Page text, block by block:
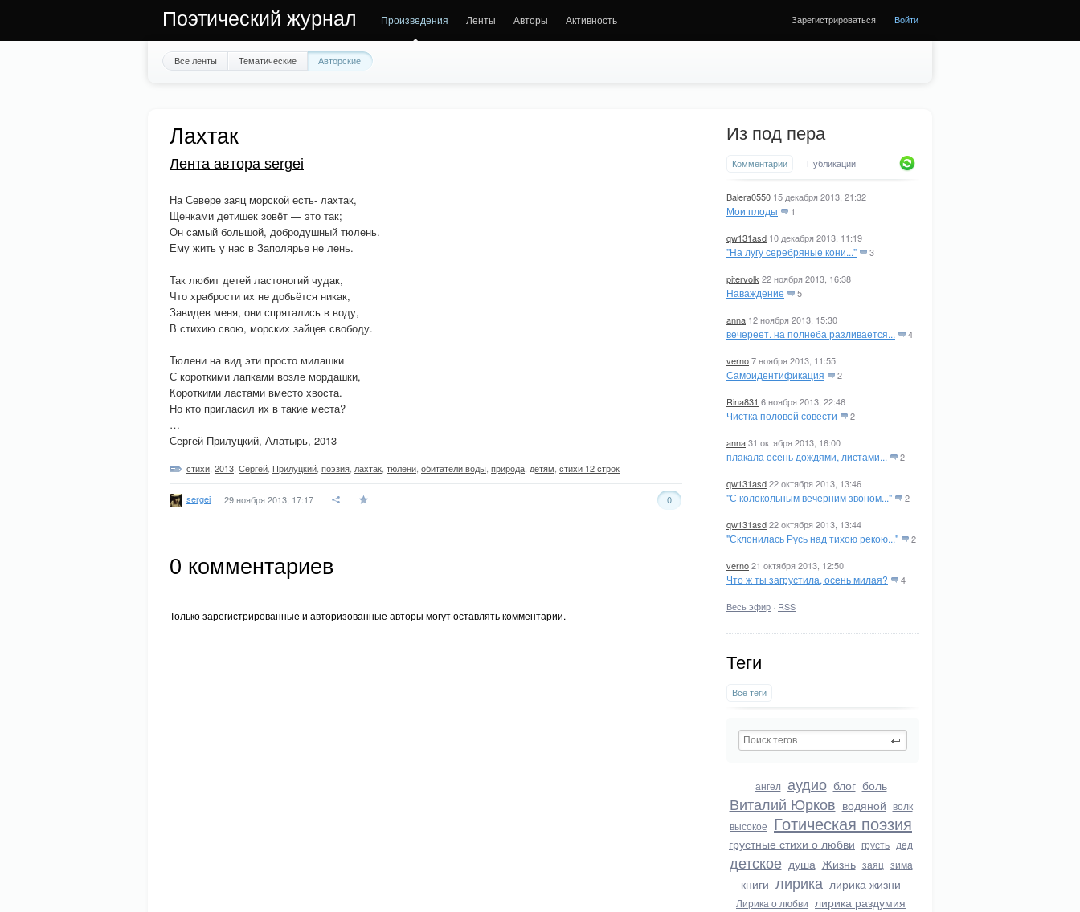
Поэтический журнал Произведения Ленты Авторы Активность Зарегистрироваться Войти
Все ленты Тематические Авторские
Из под пера
Комментарии Публикации
Balera0550 15 декабря 2013, 21:32
Мои плоды 1
qw131asd 10 декабря 2013, 11:19
"На лугу серебряные кони..." 3
pitervolk 22 ноября 2013, 16:38
Наваждение 5
anna 12 ноября 2013, 15:30
вечереет. на полнеба разливается... 4
verno7 ноября 2013, 11:55
Самоидентификация 2
Rina831 6 ноября 2013, 22:46
Чистка половой совести 2
anna31 октября 2013, 16:00
плакала осень дождями, листами... 2
qw131asd22 октября 2013, 13:46
"С колокольным вечерним звоном..." 2
qw131asd22 октября 2013, 13:44
"Склонилась Русь над тихою рекою..." 2
verno21 октября 2013, 12:50
Что ж ты загрустила, осень милая? 4
Весь эфир · RSS
Теги
Все теги
ангел аудио блог боль
Виталий Юрков водяной волк
высокое Готическая поэзия
грустные стихи о любви грусть дед
детское душа Жизнь заяц зима
книги лирика лирика жизни
Лирика о любви лирика раздумия
Лахтак
Лента автора sergei
На Севере заяц морской есть- лахтак,
Щенками детишек зовёт — это так;
Он самый большой, добродушный тюлень.
Ему жить у нас в Заполярье не лень.
Так любит детей ластоногий чудак,
Что храбрости их не добьётся никак,
Завидев меня, они спрятались в воду,
В стихию свою, морских зайцев свободу.
Тюлени на вид эти просто милашки
С короткими лапками возле мордашки,
Короткими ластами вместо хвоста.
Но кто пригласил их в такие места?
…
Сергей Прилуцкий, Алатырь, 2013
стихи 2013 Сергей Прилуцкий поэзия лахтак тюлени обитатели воды природа детям стихи 12 строк
sergei 29 ноября 2013, 17:17 0
0 комментариев
Только зарегистрированные и авторизованные авторы могут оставлять комментарии.